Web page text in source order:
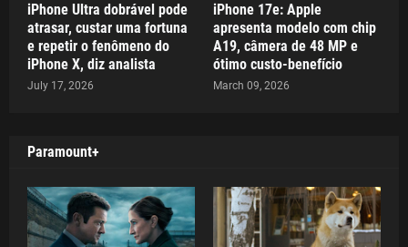
iPhone Ultra dobrável pode
atrasar, custar uma fortuna
e repetir o fenômeno do
iPhone X, diz analista
July 17, 2026
iPhone 17e: Apple
apresenta modelo com chip
A19, câmera de 48 MP e
ótimo custo-benefício
March 09, 2026
Paramount+